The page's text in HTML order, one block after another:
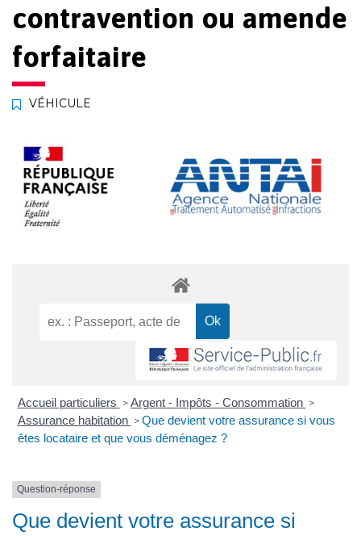
contravention ou amende
forfaitaire
VÉHICULE
Accueil particuliers > Argent - Impôts - Consommation >
Assurance habitation > Que devient votre assurance si vous
êtes locataire et que vous déménagez ?
Question-réponse
Que devient votre assurance si